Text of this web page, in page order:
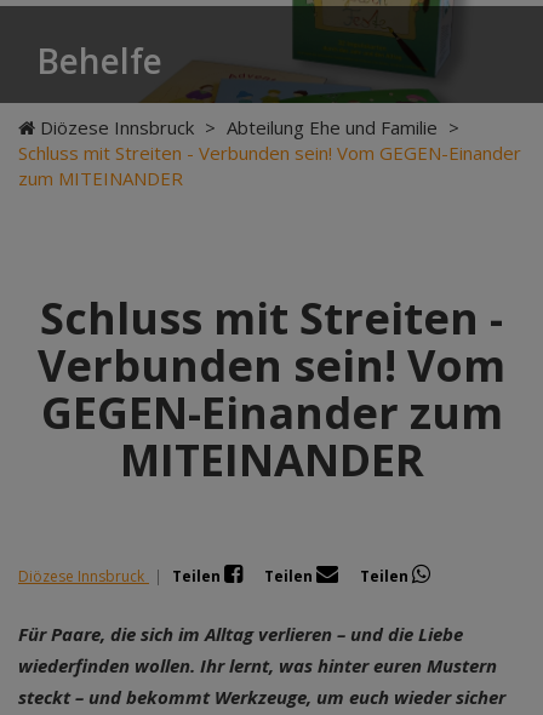
Behelfe
Diözese Innsbruck > Abteilung Ehe und Familie >
Schluss mit Streiten - Verbunden sein! Vom GEGEN-Einander
zum MITEINANDER
Schluss mit Streiten -
Verbunden sein! Vom
GEGEN-Einander zum
MITEINANDER
Diözese Innsbruck | Teilen Teilen Teilen
Für Paare, die sich im Alltag verlieren – und die Liebe
wiederfinden wollen. Ihr lernt, was hinter euren Mustern
steckt – und bekommt Werkzeuge, um euch wieder sicher